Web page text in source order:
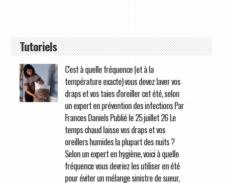
Tutoriels
C'est à quelle fréquence (et à la
température exacte) vous devez laver vos
draps et vos taies d'oreiller cet été, selon
un expert en prévention des infections Par
Frances Daniels Publié le 25 juillet 26 Le
temps chaud laisse vos draps et vos
oreillers humides la plupart des nuits ?
Selon un expert en hygiène, voici à quelle
fréquence vous devriez les utiliser en été
pour éviter un mélange sinistre de sueur,